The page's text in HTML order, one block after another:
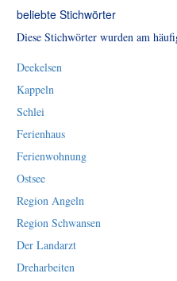
beliebte Stichwörter
Diese Stichwörter wurden am
Deekelsen
Kappeln
Schlei
Ferienhaus
Ferienwohnung
Ostsee
Region Angeln
Region Schwansen
Der Landarzt
Dreharbeiten